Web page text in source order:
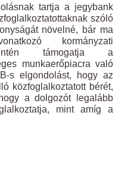
tartja a jegybank
szóló
növelné, bár ma
kormányzati
támogatja a
munkaerőpiacra való
s elgondolást, hogy az
közfoglalkoztatott bérét,
a dolgozót legalább
mint amíg a